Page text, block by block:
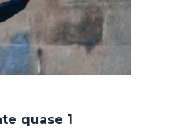
quase 1